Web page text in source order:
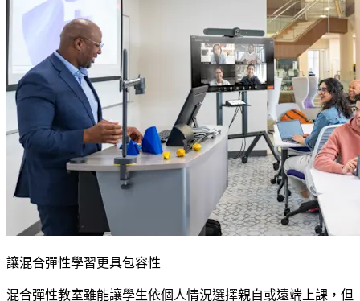
讓混合彈性學習更具包容性
混合彈性教室雖能讓學生依個人情況選擇親自或遠端上課，但